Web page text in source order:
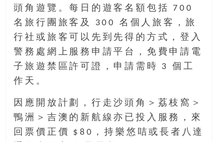
頭角遊覽。每日的遊客名額包括 700
名旅行團旅客及 300 名個人旅客，旅
行社或旅客可以先到先得的方式，登入
警務處網上服務申請平台，免費申請電
子旅遊禁區許可證，申請需時 3 個工
作天。
因應開放計劃，行走沙頭角＞荔枝窩＞
鴨洲＞吉澳的新航線亦已投入服務，來
回票價正價 $80，持樂悠咭或長者八達